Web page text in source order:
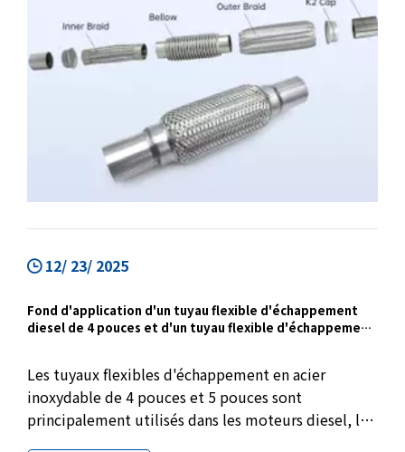
12/ 23/ 2025
Fond d'application d'un tuyau flexible d'échappement
diesel de 4 pouces et d'un tuyau flexible d'échappement
Les tuyaux flexibles d'échappement en acier
inoxydable de 4 pouces et 5 pouces sont
principalement utilisés dans les moteurs diesel, les